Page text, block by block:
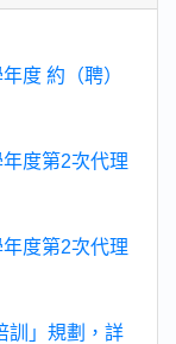
度 約（聘）
度第2次代理
度第2次代理
訓」規劃，詳